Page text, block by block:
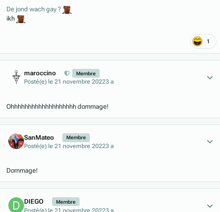
De jond wach gay ?
ikh
1
maroccino Membre
Posté(e) le 21 novembre 20223 a
Ohhhhhhhhhhhhhhhhhhh dommage!
SanMateo Membre
Posté(e) le 21 novembre 20223 a
Dommage!
DIEGO Membre
Posté(e) le 21 novembre 20223 a